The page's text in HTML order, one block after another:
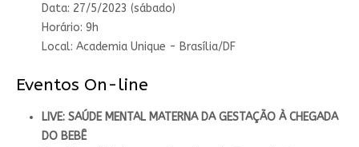
Data: 27/5/2023 (sábado)
Horário: 9h
Local: Academia Unique - Brasília/DF
Eventos On-line
LIVE: SAÚDE MENTAL MATERNA DA GESTAÇÃO À CHEGADA
DO BEBÊ